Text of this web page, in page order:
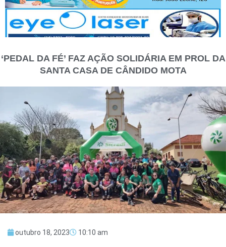
‘PEDAL DA FÉ’ FAZ AÇÃO SOLIDÁRIA EM PROL DA
SANTA CASA DE CÂNDIDO MOTA
outubro 18, 2023 10:10 am